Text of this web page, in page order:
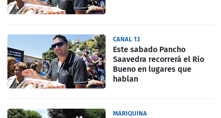
CANAL 13
Este sabado Pancho
Saavedra recorrerá el Rio
Bueno en lugares que
hablan
MARIQUINA